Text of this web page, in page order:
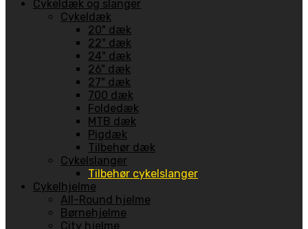
Cykeldæk og slanger
Cykeldæk
20" dæk
22" dæk
24" dæk
26" dæk
27" dæk
700 dæk
Foldedæk
MTB dæk
Pigdæk
Tilbehør dæk
Cykelslanger
Tilbehør cykelslanger
Cykelhjelme
All-Round hjelme
Børnehjelme
City hjelme